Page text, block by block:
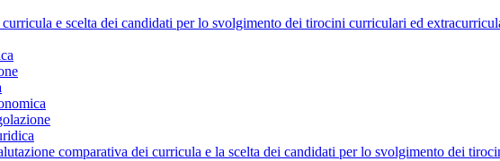
e scelta dei candidati per lo svolgimento dei tirocini curriculari ed
comparativa dei curricula e la scelta dei candidati per lo svolgimento dei